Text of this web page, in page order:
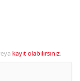
kayıt olabilirsiniz.